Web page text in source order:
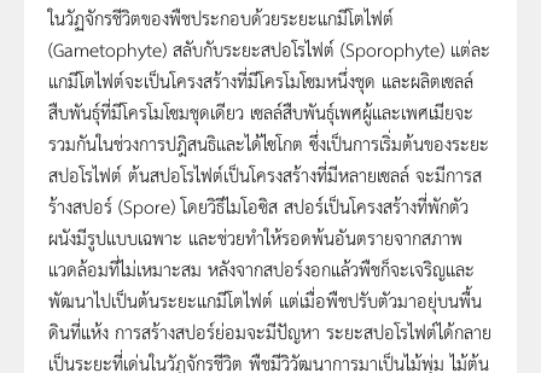
ในวัฏจักรชีวิตของพืชประกอบด้วยระยะแกมีโตไฟต์
(Gametophyte) สลับกับระยะสปอโรไฟต์ (Sporophyte) แต่ละ
แกมีโตไฟต์จะเป็นโครงสร้างที่มีโครโมโซมหนึ่งชุด และผลิตเซลล์
สืบพันธุ์ที่มีโครโมโซมชุดเดียว เซลล์สืบพันธุ์เพศผู้และเพศเมียจะ
รวมกันในช่วงการปฎิสนธิและได้ไซโกต ซึ่งเป็นการเริ่มต้นของระยะ
สปอโรไฟต์ ต้นสปอโรไฟต์เป็นโครงสร้างที่มีหลายเซลล์ จะมีการส
ร้างสปอร์ (Spore) โดยวิธีไมโอซิส สปอร์เป็นโครงสร้างที่พักตัว
ผนังมีรูปแบบเฉพาะ และช่วยทำให้รอดพ้นอันตรายจากสภาพ
แวดล้อมที่ไม่เหมาะสม หลังจากสปอร์งอกแล้วพืชก็จะเจริญและ
พัฒนาไปเป็นต้นระยะแกมีโตไฟต์ แต่เมื่อพืชปรับตัวมาอยุ่บนพื้น
ดินที่แห้ง การสร้างสปอร์ย่อมจะมีปัญหา ระยะสปอโรไฟต์ได้กลาย
เป็นระยะที่เด่นในวัฏจักรชีวิต พืชมีวิวัฒนาการมาเป็นไม้พุ่ม ไม้ต้น